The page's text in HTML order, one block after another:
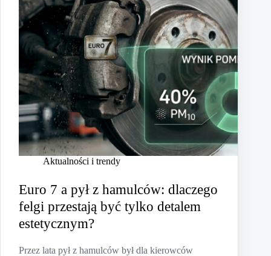
Aktualności i trendy
Euro 7 a pył z hamulców: dlaczego
felgi przestają być tylko detalem
estetycznym?
Przez lata pył z hamulców był dla kierowców